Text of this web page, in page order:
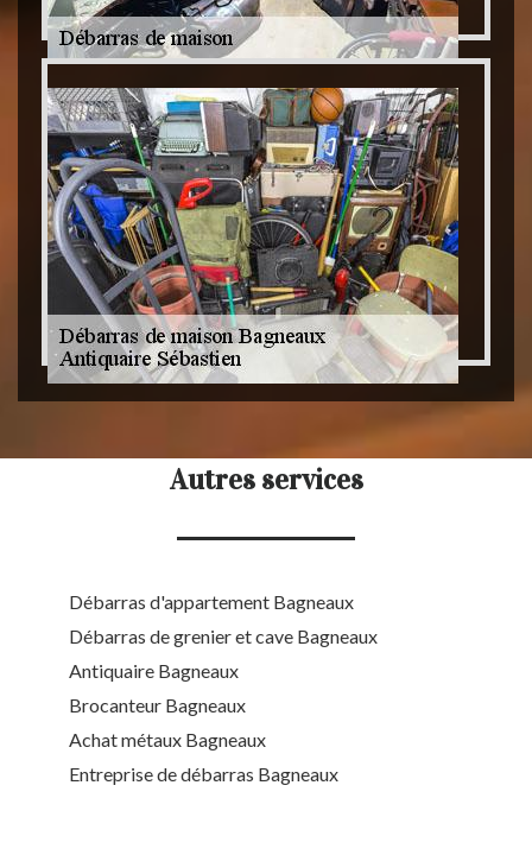
Autres services
Débarras d'appartement Bagneaux
Débarras de grenier et cave Bagneaux
Antiquaire Bagneaux
Brocanteur Bagneaux
Achat métaux Bagneaux
Entreprise de débarras Bagneaux